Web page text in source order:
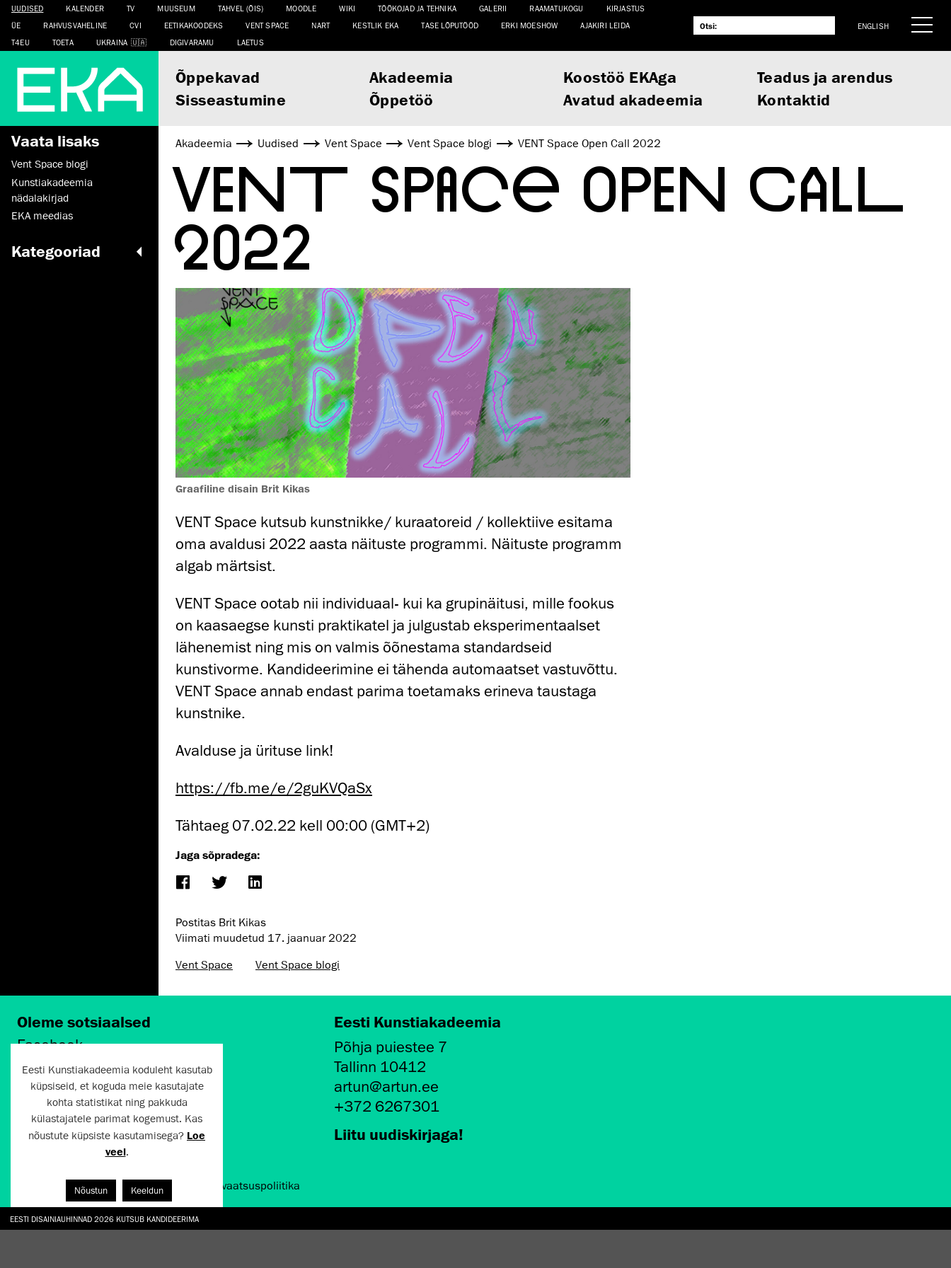
EESTI DISAINIAUHINNAD 2026 KUTSUB KANDIDEERIMA
UUDISED KALENDER TV MUUSEUM TAHVEL (ÕIS) MOODLE WIKI TÖÖKOJAD JA TEHNIKA GALERII RAAMATUKOGU
KIRJASTUS
ÜE
RAHVUSVAHELINE CVI EETIKAKOODEKS VENT SPACE NART KESTLIK EKA TASE LÕPUTÖÖD ERKI MOESHOW
AJAKIRI LEIDA
T4EU
TOETA UKRAINA DIGIVARAMU LAETUS
ENGLISH
Õppekavad Akadeemia Koostöö EKAga
Teadus ja arendus
Sisseastumine
Õppetöö Avatud akadeemia Kontaktid
Vaata lisaks
Vent Space blogi
Kunstiakadeemia
nädalakirjad
EKA meedias
Kategooriad
Akadeemia Uudised Vent Space Vent Space blogi VENT Space Open Call 2022
VENT SPACE OPEN CALL
2022
Graafiline disain Brit Kikas
VENT Space kutsub kunstnikke/ kuraatoreid / kollektiive esitama
oma avaldusi 2022 aasta näituste programmi. Näituste programm
algab märtsist.
VENT Space ootab nii individuaal- kui ka grupinäitusi, mille fookus
on kaasaegse kunsti praktikatel ja julgustab eksperimentaalset
lähenemist ning mis on valmis õõnestama standardseid
kunstivorme. Kandideerimine ei tähenda automaatset vastuvõttu.
VENT Space annab endast parima toetamaks erineva taustaga
kunstnike.
Avalduse ja ürituse link!
https://fb.me/e/2guKVQaSx
Tähtaeg 07.02.22 kell 00:00 (GMT+2)
Jaga sõpradega:
Postitas Brit Kikas
Viimati muudetud 17. jaanuar 2022
Vent Space
Vent Space blogi
Oleme sotsiaalsed
Facebook
Twitter
LinkedIn
Flickr
Vimeo
YouTube
Eesti Kunstiakadeemia
Põhja puiestee 7
Tallinn 10412
artun@artun.ee
+372 6267301
Liitu uudiskirjaga!
Artun.ee 2024 Kasutustingimused ja privaatsuspoliitika
Eesti Kunstiakadeemia koduleht kasutab
küpsiseid, et koguda meie kasutajate
kohta statistikat ning pakkuda
külastajatele parimat kogemust. Kas
nõustute küpsiste kasutamisega? Loe
veel.
Nõustun Keeldun